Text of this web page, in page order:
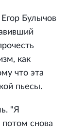
Булычов
как
что эта
пьесы.
"Я
снова